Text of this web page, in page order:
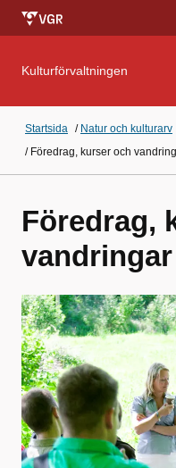
Kulturförvaltningen
Startsida / Natur och kulturarv
/ Föredrag, kurser och
Föredrag,
vandringar